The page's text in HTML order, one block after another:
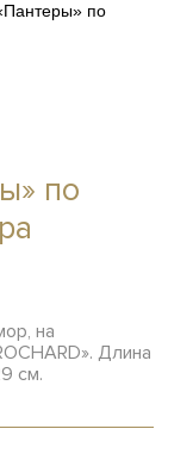
по
по
на
Длина
см.